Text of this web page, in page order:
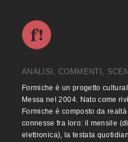
ANALISI, COMMENTI,
Formiche è un progetto
Messa nel 2004. Nato come
Formiche è composto da
connesse fra loro: il mensile
elettronica), la testata